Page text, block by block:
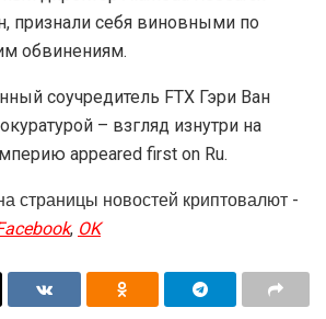
признали себя виновными по
обвинениям.
соучредитель FTX Гэри Ван
– взгляд изнутри на
appeared first on Ru.
страницы новостей криптовалют -
, OK